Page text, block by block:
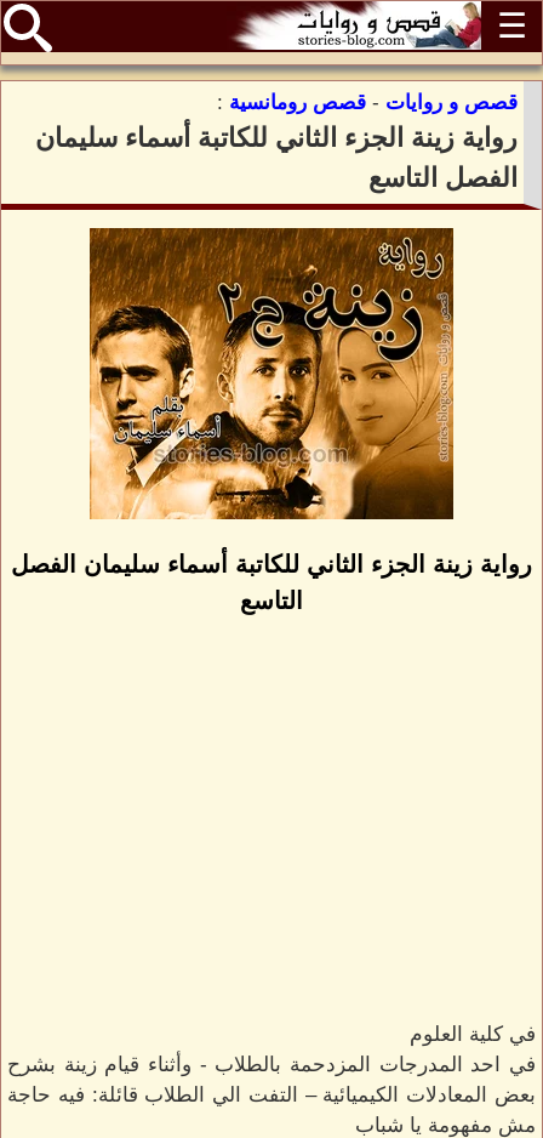
☰
قصص و روايات - قصص رومانسية :
رواية زينة الجزء الثاني للكاتبة أسماء سليمان
الفصل التاسع
رواية زينة الجزء الثاني للكاتبة أسماء سليمان الفصل
التاسع
في كلية العلوم
في احد المدرجات المزدحمة بالطلاب - وأثناء قيام زينة بشرح
بعض المعادلات الكيميائية – التفت الي الطلاب قائلة: فيه حاجة
مش مفهومة يا شباب